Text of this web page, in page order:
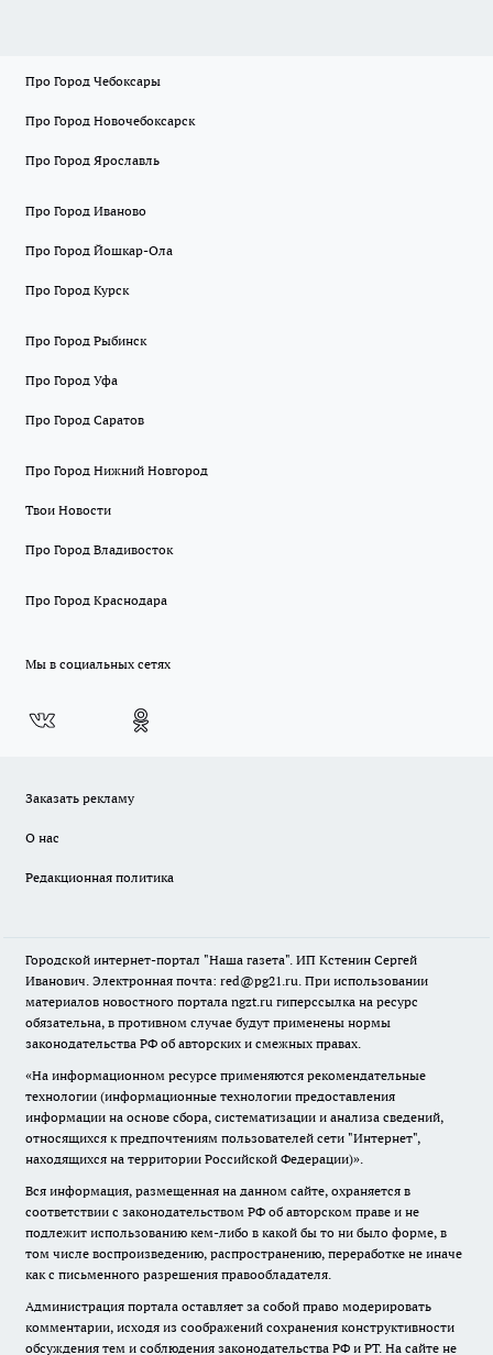
Про Город Чебоксары
Про Город Новочебоксарск
Про Город Ярославль
Про Город Иваново
Про Город Йошкар-Ола
Про Город Курск
Про Город Рыбинск
Про Город Уфа
Про Город Саратов
Про Город Нижний Новгород
Твои Новости
Про Город Владивосток
Про Город Краснодара
Мы в социальных сетях
Заказать рекламу
О нас
Редакционная политика
Городской интернет-портал "Наша газета". ИП Кстенин Сергей
Иванович. Электронная почта: red@pg21.ru. При использовании
материалов новостного портала ngzt.ru гиперссылка на ресурс
обязательна, в противном случае будут применены нормы
законодательства РФ об авторских и смежных правах.
«На информационном ресурсе применяются рекомендательные
технологии (информационные технологии предоставления
информации на основе сбора, систематизации и анализа сведений,
относящихся к предпочтениям пользователей сети "Интернет",
находящихся на территории Российской Федерации)».
Вся информация, размещенная на данном сайте, охраняется в
соответствии с законодательством РФ об авторском праве и не
подлежит использованию кем-либо в какой бы то ни было форме, в
том числе воспроизведению, распространению, переработке не иначе
как с письменного разрешения правообладателя.
Администрация портала оставляет за собой право модерировать
комментарии, исходя из соображений сохранения конструктивности
обсуждения тем и соблюдения законодательства РФ и РТ. На сайте не